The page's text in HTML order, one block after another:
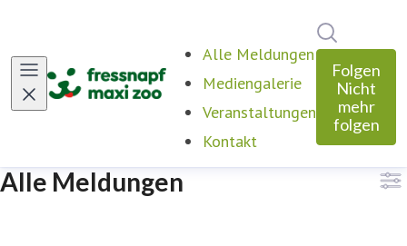
Alle Meldungen(current)
Mediengalerie
Veranstaltungen
Kontakt
Folgen
Nicht
mehr
folgen
Alle Meldungen